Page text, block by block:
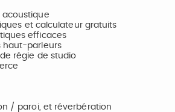
acoustique
et calculateur gratuits
efficaces
haut-parleurs
régie de studio
/ paroi, et réverbération